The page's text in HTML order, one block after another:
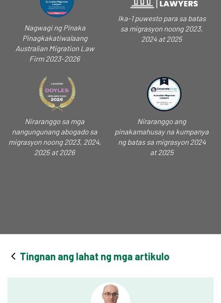
Nagwagi ng Pinaka
Pinagkakatiwalaang
Australian Migration Law
Firm 2023-2026
Ika-1 puwesto para sa batas
sa migrasyon noong 2023,
2024 at 2025
Niraranggo sa mga
nangungunang abogado sa
migrasyon noong 2023, 2024,
2025 at 2026
Niraranggo ang
pinakamahusay na kumpanya
ng batas sa migrasyon 2024
at 2025
Tingnan ang lahat ng mga artikulo